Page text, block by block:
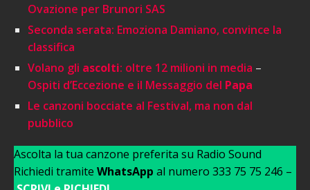
Ovazione per Brunori SAS
Seconda serata: Emoziona Damiano, convince la
classifica
Volano gli ascolti: oltre 12 milioni in media –
Ospiti d’Eccezione e il Messaggio del Papa
Le canzoni bocciate al Festival, ma non dal
pubblico
Ascolta la tua canzone preferita su Radio Sound
Richiedi tramite WhatsApp al numero 333 75 75 246 –